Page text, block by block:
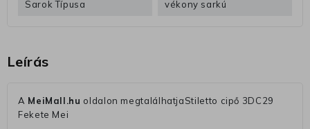
Sarok Típusa vékony sarkú
Leírás
A MeiMall.hu oldalon megtalálhatjaStiletto cipő 3DC29
Fekete Mei